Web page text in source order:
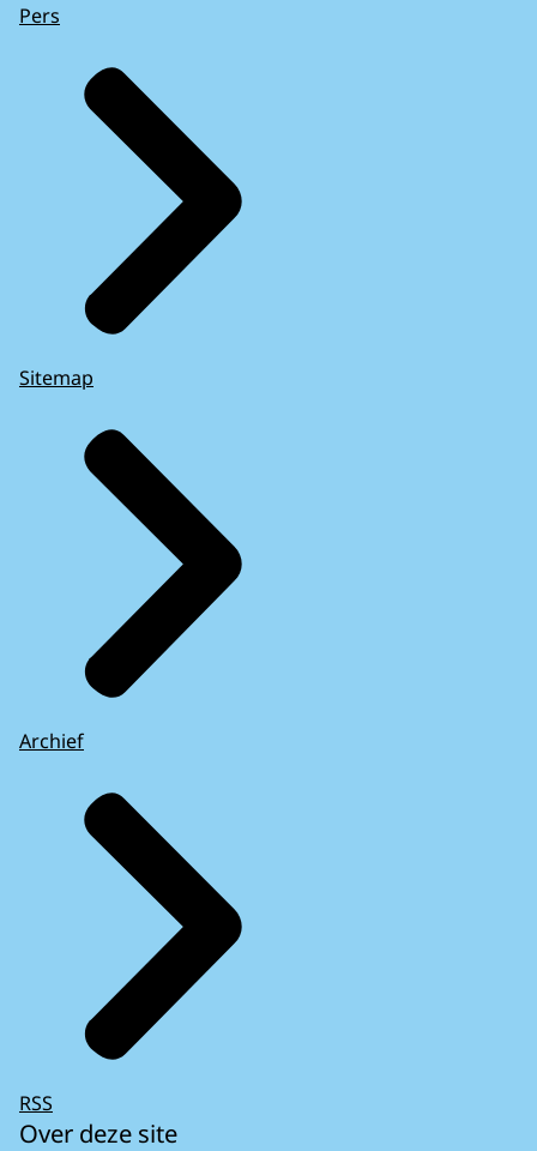
Pers
Sitemap
Archief
RSS
Over deze site